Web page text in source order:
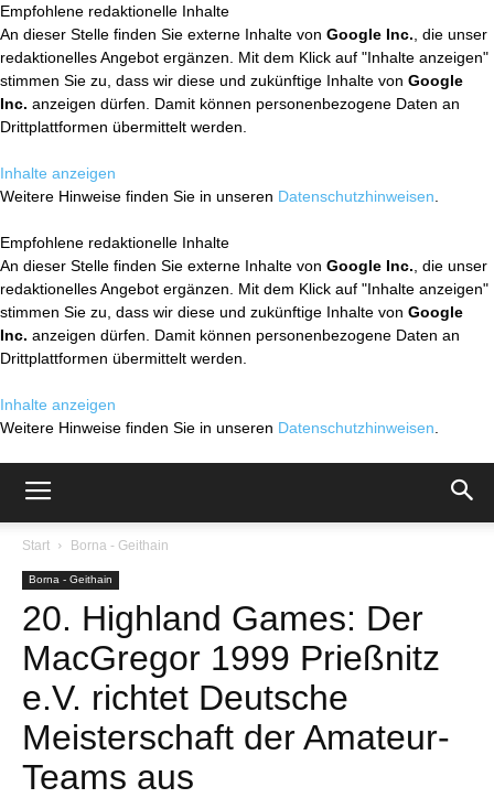
Empfohlene redaktionelle Inhalte
An dieser Stelle finden Sie externe Inhalte von Google Inc. , die unser
redaktionelles Angebot ergänzen. Mit dem Klick auf "Inhalte anzeigen"
stimmen Sie zu, dass wir diese und zukünftige Inhalte von Google
Inc. anzeigen dürfen. Damit können personenbezogene Daten an
Drittplattformen übermittelt werden.
Inhalte anzeigen
Weitere Hinweise finden Sie in unseren Datenschutzhinweisen
Empfohlene redaktionelle Inhalte
An dieser Stelle finden Sie externe Inhalte von Google Inc. , die unser
redaktionelles Angebot ergänzen. Mit dem Klick auf "Inhalte anzeigen"
stimmen Sie zu, dass wir diese und zukünftige Inhalte von Google
Inc. anzeigen dürfen. Damit können personenbezogene Daten an
Drittplattformen übermittelt werden.
Inhalte anzeigen
Weitere Hinweise finden Sie in unseren Datenschutzhinweisen
Start Borna - Geithain
Borna - Geithain
20. Highland Games: Der
MacGregor 1999 Prießnitz
e.V. richtet Deutsche
Meisterschaft der Amateur-
Teams aus